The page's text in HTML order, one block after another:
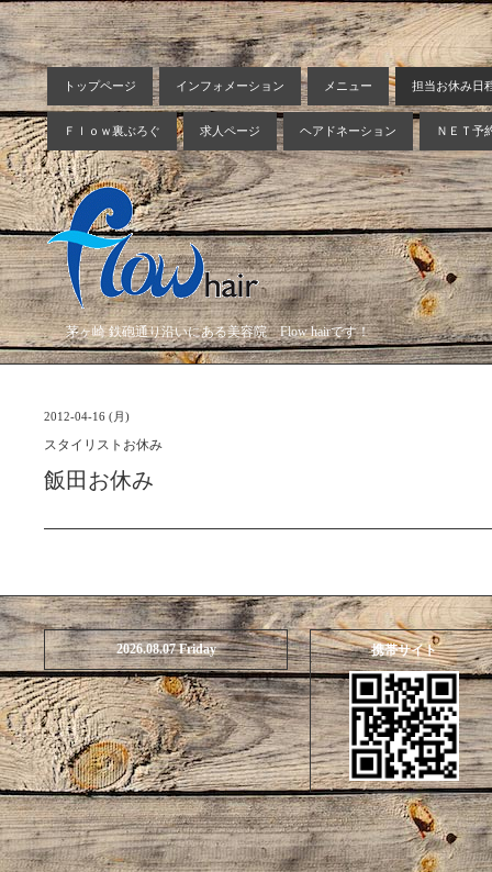
トップページ インフォメーション メニュー 担当お休み日
Ｆｌｏｗ裏ぶろぐ 求人ページ ヘアドネーション ＮＥＴ予
茅ヶ崎 鉄砲通り沿いにある美容院 Flow hairです！
2012-04-16 (月)
スタイリストお休み
飯田お休み
2026.08.07 Friday 携帯サイト